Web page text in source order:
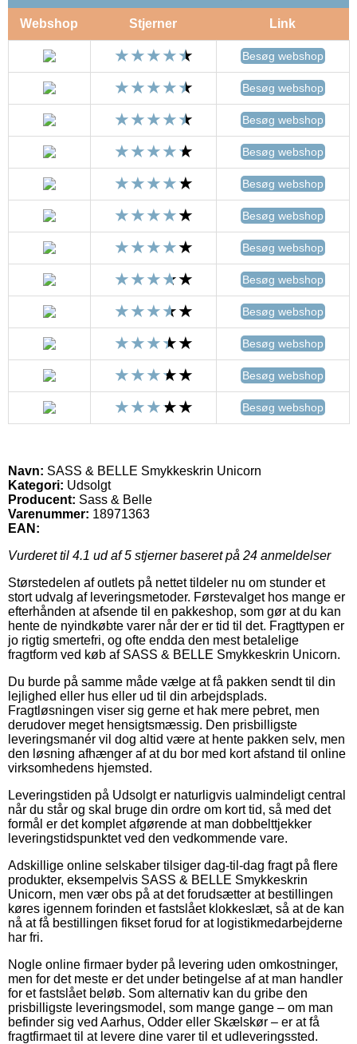
Webshop Stjerner Link
Besøg webshop
Besøg webshop
Besøg webshop
Besøg webshop
Besøg webshop
Besøg webshop
Besøg webshop
Besøg webshop
Besøg webshop
Besøg webshop
Besøg webshop
Besøg webshop
Navn: SASS & BELLE Smykkeskrin Unicorn
Kategori: Udsolgt
Producent: Sass & Belle
Varenummer: 18971363
EAN:
Vurderet til 4.1 ud af 5 stjerner baseret på 24 anmeldelser
Størstedelen af outlets på nettet tildeler nu om stunder et
stort udvalg af leveringsmetoder. Førstevalget hos mange er
efterhånden at afsende til en pakkeshop, som gør at du kan
hente de nyindkøbte varer når der er tid til det. Fragttypen er
jo rigtig smertefri, og ofte endda den mest betalelige
fragtform ved køb af SASS & BELLE Smykkeskrin Unicorn.
Du burde på samme måde vælge at få pakken sendt til din
lejlighed eller hus eller ud til din arbejdsplads.
Fragtløsningen viser sig gerne et hak mere pebret, men
derudover meget hensigtsmæssig. Den prisbilligste
leveringsmanér vil dog altid være at hente pakken selv, men
den løsning afhænger af at du bor med kort afstand til online
virksomhedens hjemsted.
Leveringstiden på Udsolgt er naturligvis ualmindeligt central
når du står og skal bruge din ordre om kort tid, så med det
formål er det komplet afgørende at man dobbelttjekker
leveringstidspunktet ved den vedkommende vare.
Adskillige online selskaber tilsiger dag-til-dag fragt på flere
produkter, eksempelvis SASS & BELLE Smykkeskrin
Unicorn, men vær obs på at det forudsætter at bestillingen
køres igennem forinden et fastslået klokkeslæt, så at de kan
nå at få bestillingen fikset forud for at logistikmedarbejderne
har fri.
Nogle online firmaer byder på levering uden omkostninger,
men for det meste er det under betingelse af at man handler
for et fastslået beløb. Som alternativ kan du gribe den
prisbilligste leveringsmodel, som mange gange – om man
befinder sig ved Aarhus, Odder eller Skælskør – er at få
fragtfirmaet til at levere dine varer til et udleveringssted.